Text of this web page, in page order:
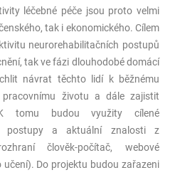
léčebné péče jsou proto velmi
tak i ekonomického. Cílem
neurorehabilitačních postupů
tak ve fázi dlouhodobé domácí
návrat těchto lidí k běžnému
pracovnímu životu a dále zajistit
tomu budou využity cílené
postupy a aktuální znalosti z
člověk-počítač, webové
Do projektu budou zařazeni